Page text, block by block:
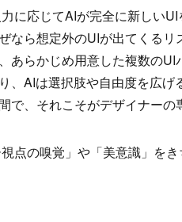
に応じてAIが完全に新しい
なら想定外のUIが出てくる
あらかじめ用意した複数の
、AIは選択肢や自由度を広
で、それこそがデザイナーの
点の嗅覚」や「美意識」を